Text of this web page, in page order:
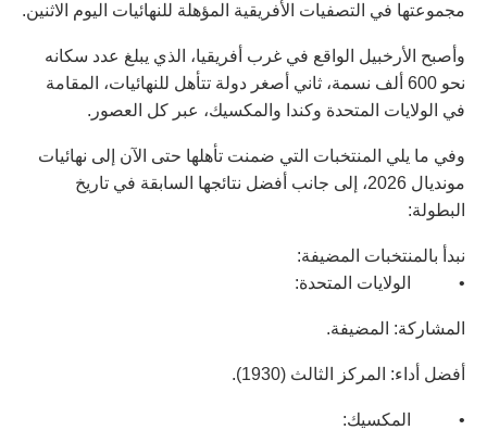
مجموعتها في التصفيات الأفريقية المؤهلة للنهائيات اليوم الاثنين.
وأصبح الأرخبيل الواقع في غرب أفريقيا، الذي يبلغ عدد سكانه
نحو 600 ألف نسمة، ثاني أصغر دولة تتأهل للنهائيات، المقامة
في الولايات المتحدة وكندا والمكسيك، عبر كل العصور.
وفي ما يلي المنتخبات التي ضمنت تأهلها حتى الآن إلى نهائيات
مونديال 2026، إلى جانب أفضل نتائجها السابقة في تاريخ
البطولة:
نبدأ بالمنتخبات المضيفة:
• الولايات المتحدة:
المشاركة: المضيفة.
أفضل أداء: المركز الثالث (1930).
• المكسيك: